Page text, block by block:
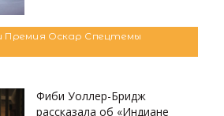
Премия Оскар Спецтемы
Фиби Уоллер-Бридж
рассказала об «Индиане